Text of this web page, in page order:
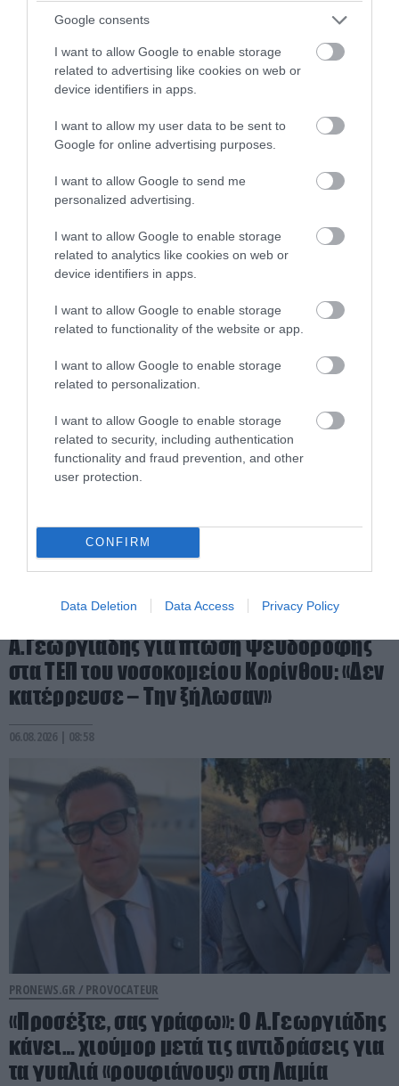
Google consents
I want to allow Google to enable storage
related to advertising like cookies on web or
device identifiers in apps.
I want to allow my user data to be sent to
Google for online advertising purposes.
I want to allow Google to send me
personalized advertising.
I want to allow Google to enable storage
related to analytics like cookies on web or
device identifiers in apps.
I want to allow Google to enable storage
related to functionality of the website or app.
I want to allow Google to enable storage
related to personalization.
I want to allow Google to enable storage
related to security, including authentication
functionality and fraud prevention, and other
user protection.
CONFIRM
Data Deletion Data Access Privacy Policy
PRONEWS.GR /PROVOCATEUR
Σ.Ξαρχάκος σε Κ.Μητσοτάκη:
«Προστατέψτε τα παιδιά από τον τζόγο»
(βίντεο)
06.08.2026 | 09:13
PRONEWS.GR /PROVOCATEUR
Α.Γεωργιάδης για πτώση ψευδοροφής
στα ΤΕΠ του νοσοκομείου Κορίνθου: «Δεν
κατέρρευσε – Την ξήλωσαν»
06.08.2026 | 08:58
PRONEWS.GR / PROVOCATEUR
«Προσέξτε, σας γράφω»: Ο Α.Γεωργιάδης
κάνει… χιούμορ μετά τις αντιδράσεις για
τα γυαλιά «ρουφιάνους» στη Λαμία